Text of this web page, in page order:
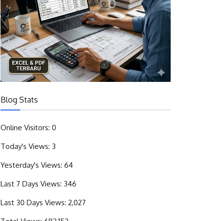
Blog Stats
Online Visitors: 0
Today's Views: 3
Yesterday's Views: 64
Last 7 Days Views: 346
Last 30 Days Views: 2,027